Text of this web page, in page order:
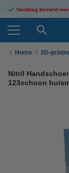
Vandaag besteld
Home 3D-
Nitril
123schoon